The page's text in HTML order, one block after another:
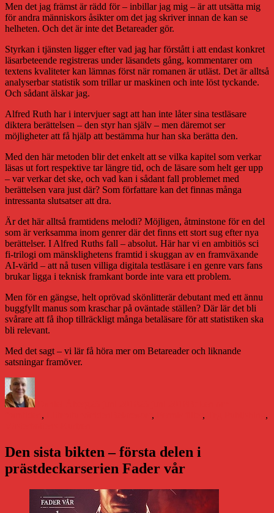
Men det jag främst är rädd för – inbillar jag mig – är att utsätta mig
för andra människors åsikter om det jag skriver innan de kan se
helheten. Och det är inte det Betareader gör.
Styrkan i tjänsten ligger efter vad jag har förstått i att endast konkret
läsarbeteende registreras under läsandets gång, kommentarer om
textens kvaliteter kan lämnas först när romanen är utläst. Det är alltså
analyserbar statistik som trillar ur maskinen och inte löst tyckande.
Och sådant älskar jag.
Alfred Ruth har i intervjuer sagt att han inte låter sina testläsare
diktera berättelsen – den styr han själv – men däremot ser
möjligheter att få hjälp att bestämma hur han ska berätta den.
Med den här metoden blir det enkelt att se vilka kapitel som verkar
läsas ut fort respektive tar längre tid, och de läsare som helt ger upp
– var verkar det ske, och vad kan i sådant fall problemet med
berättelsen vara just där? Som författare kan det finnas många
intressanta slutsatser att dra.
Är det här alltså framtidens melodi? Möjligen, åtminstone för en del
som är verksamma inom genrer där det finns ett stort sug efter nya
berättelser. I Alfred Ruths fall – absolut. Här har vi en ambitiös sci
fi-trilogi om mänsklighetens framtid i skuggan av en framväxande
AI-värld – att nå tusen villiga digitala testläsare i en genre vars fans
brukar ligga i teknisk framkant borde inte vara ett problem.
Men för en gängse, helt oprövad skönlitterär debutant med ett ännu
buggfyllt manus som kraschar på oväntade ställen? Där lär det bli
svårare att få ihop tillräckligt många betaläsare för att statistiken ska
bli relevant.
Med det sagt – vi lär få höra mer om Betareader och liknande
satsningar framöver.
, , ,
,
Den sista bikten – första delen i
prästdeckarserien Fader vår